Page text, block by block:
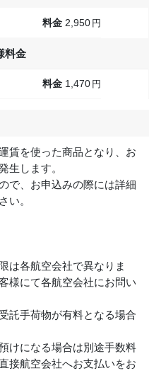
2,950 円
料金
1,470 円
賃を使った商品となり、お
生します。
で、お申込みの際には詳細
い。
は各航空会社で異なりま
様にて各航空会社にお問い
託手荷物が有料となる場合
けになる場合は別途手数料
接航空会社へお支払いをお